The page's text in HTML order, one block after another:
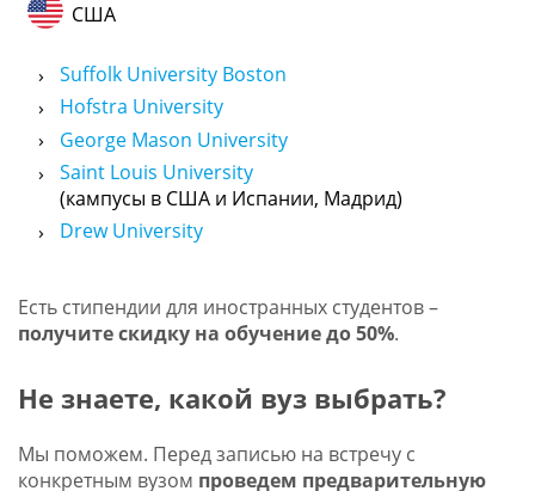
США
Suffolk University Boston
Hofstra University
George Mason University
Saint Louis University
(кампусы в США и Испании, Мадрид)
Drew University
Есть стипендии для иностранных студентов –
получите скидку на обучение до 50%.
Не знаете, какой вуз выбрать?
Мы поможем. Перед записью на встречу с
конкретным вузом проведем предварительную